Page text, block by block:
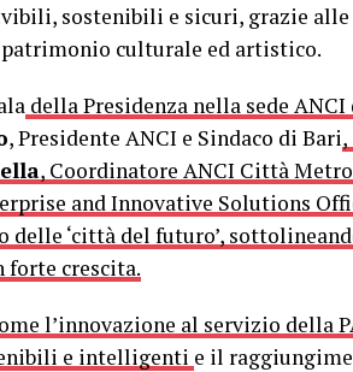
sostenibili e sicuri, grazie
culturale ed artistico.
della Presidenza nella sede ANCI
, Presidente ANCI e Sindaco di Bari,
, Coordinatore ANCI Città
and Innovative Solutions
‘città del futuro’,
forte crescita.
l’innovazione al servizio della
e intelligenti e il